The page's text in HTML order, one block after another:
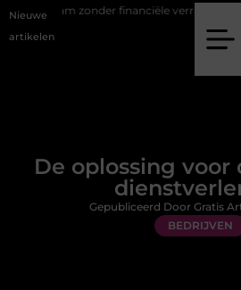
Nieuwe
artikelen
financiële verrassingen
De oplossing voor
BEDRIJVEN
Gepubliceerd Door Gratis